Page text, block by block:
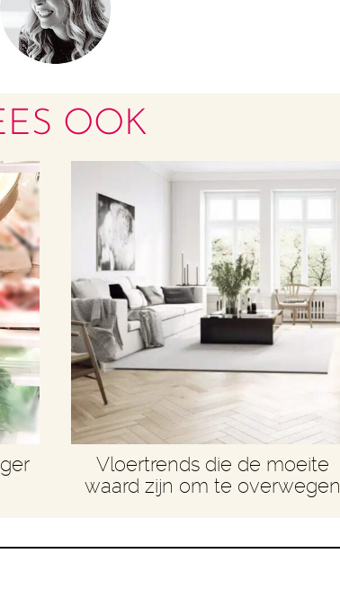
OOK
Vloertrends die de moeite
waard zijn om te overwegen